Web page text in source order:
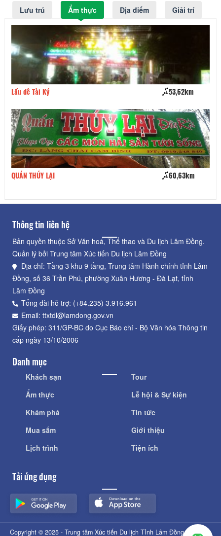
Lưu trú Ẩm thực Địa điểm Giải trí
Lẩu dê Tài Ký 53,62km
QUÁN THÚY LẠI 60,63km
Thông tin liên hệ
Bản quyền thuộc Sở Văn hoá, Thể thao và Du lịch Lâm Đồng.
Quản lý bởi Trung tâm Xúc tiến Du lịch Lâm Đồng
Địa chỉ: Tầng 3 khu 9 tầng, Trung tâm Hành chính tỉnh Lâm
Đồng, số 36 Trần Phú, phường Xuân Hương - Đà Lạt, tỉnh
Lâm Đồng
Tổng đài hỗ trợ: (+84.235) 3.916.961
Email: ttxtdl@lamdong.gov.vn
Giấy phép: 311/GP-BC do Cục Báo chí - Bộ Văn hóa Thông tin
cấp ngày 13/10/2006
Danh mục
Khách sạn
Ẩm thực
Khám phá
Mua sắm
Lịch trình
Tour
Lễ hội & Sự kiện
Tin tức
Giới thiệu
Tiện ích
Tải ứng dụng
Copyright © 2025 - Trung tâm Xúc tiến Du lịch Tỉnh Lâm Đồng